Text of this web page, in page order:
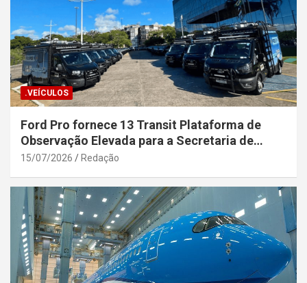
.VEÍCULOS
Ford Pro fornece 13 Transit Plataforma de
Observação Elevada para a Secretaria de
Segurança Pública da Bahia
15/07/2026 Redação